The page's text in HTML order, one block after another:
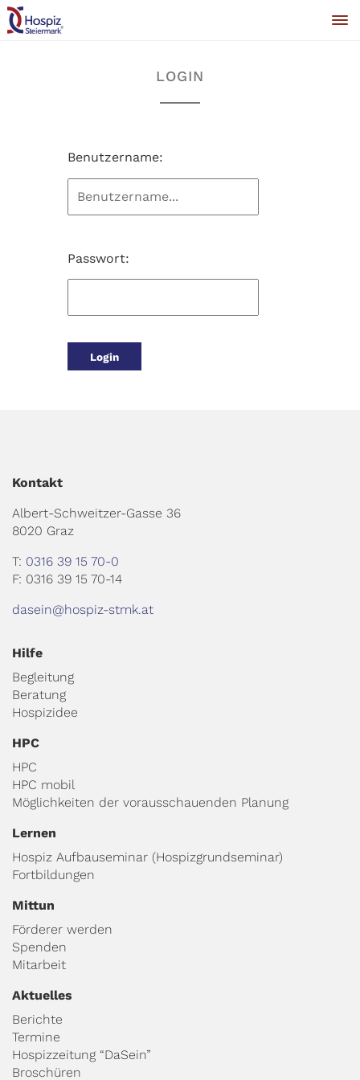
LOGIN
Benutzername:
Passwort:
Kontakt
Albert-Schweitzer-Gasse 36
8020 Graz
T: 0316 39 15 70-0
F: 0316 39 15 70-14
dasein@hospiz-stmk.at
Hilfe
Begleitung
Beratung
Hospizidee
HPC
HPC
HPC mobil
Möglichkeiten der vorausschauenden Planung
Lernen
Hospiz Aufbauseminar (Hospizgrundseminar)
Fortbildungen
Mittun
Förderer werden
Spenden
Mitarbeit
Aktuelles
Berichte
Termine
Hospizzeitung “DaSein”
Broschüren